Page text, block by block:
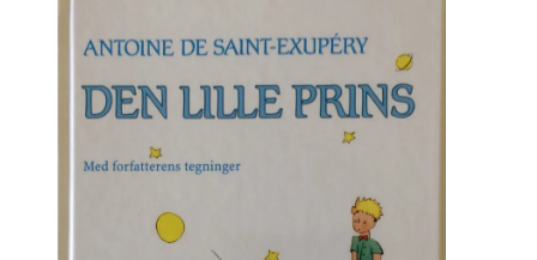
var:
kr. 60.00.
er:
kr. 30.00.